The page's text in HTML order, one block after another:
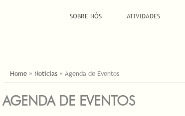
SOBRE NÓS ATIVIDADES
ESTÁ AQUI
Home » Notícias » Agenda de Eventos
AGENDA DE EVENTOS